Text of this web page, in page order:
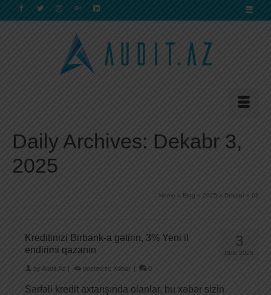
Daily Archives: Dekabr 3,
2025
Home » Blog » 2025 » Dekabr » 03
3
DEK 2025
Kreditinizi Birbank-a gətirin, 3% Yeni il
endirimi qazanın
by Audit.Az | posted in: Xəbər | 0
Sərfəli kredit axtarışında olanlar, bu xəbər sizin